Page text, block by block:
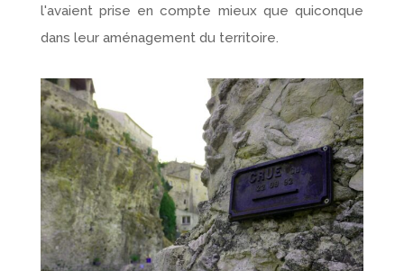
l'avaient prise en compte mieux que quiconque
dans leur aménagement du territoire.